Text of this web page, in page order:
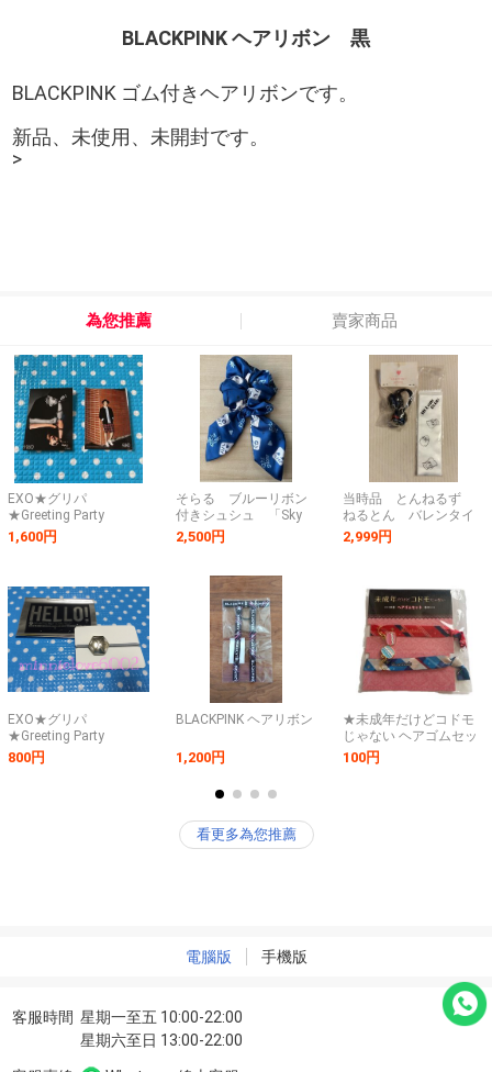
BLACKPINK ヘアリボン 黒
BLACKPINK ゴム付きヘアリボンです。
新品、未使用、未開封です。
>
為您推薦 賣家商品
EXO★グリパ
★Greeting Party
Hello★ヘアゴム
★Overdose★ミニスニ
シール 2種 セット★ス
ホ
1,600円
EXO★グリパ
★Greeting Party
Hello★公式 グッズ★ヘ
アゴム★グレー
800円
そらる ブルーリボン
付きシュシュ 「Sky
Light」 、「Night
Glow」
2,500円
BLACKPINK ヘアリボン
1,200円
当時品 とんねるず
ねるとん バレンタイ
ンハウス ヘアゴム
ボンボン リボン 未
原宿 旧車
2,999円
★未成年だけどコドモ
じゃない ヘアゴムセッ
ト マカロンチャーム付
き チャーム ヘアゴム
100円
看更多為您推薦
電腦版 手機版
客服時間 星期一至五 10:00-22:00
星期六至日 13:00-22:00